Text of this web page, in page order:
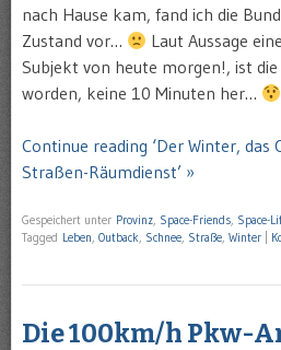
nach Hause kam, fand ich die
Zustand vor…
Laut Aussage
Subjekt von heute morgen!, ist
worden, keine 10 Minuten her…
Continue reading ‘Der Winter, das
Straßen-Räumdienst’ »
Gespeichert unter Provinz, Space-Friends, Space-
Tagged Leben, Outback, Schnee, Straße, Winter
Die 100km/h Pkw-